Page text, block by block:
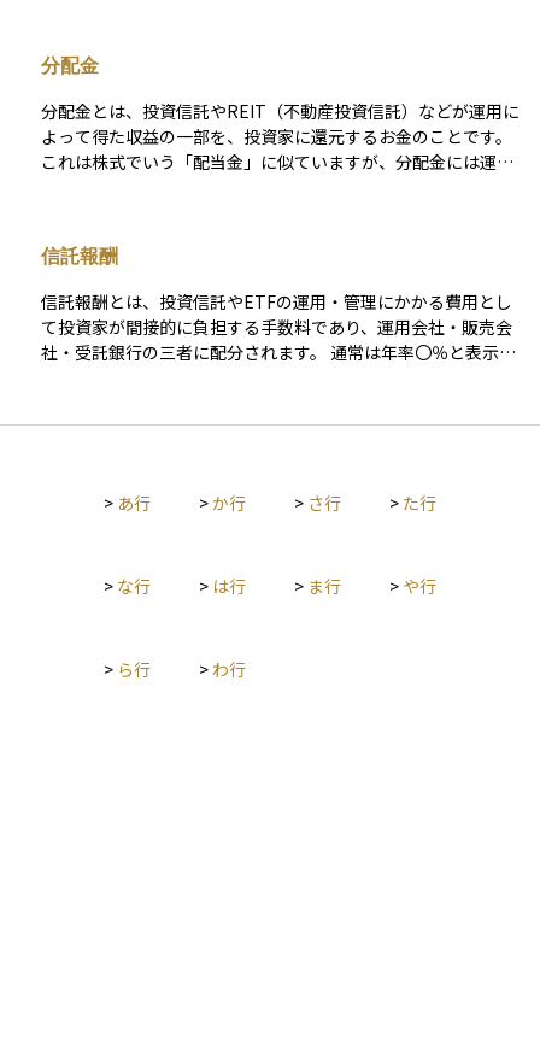
となる価格です。ETFの場合はこれに加え、リアルタイムの理
場状況を把握できます。
産がどのように運用され、どのような成果が出ているのかを確
認する手助けになります。初心者にとっても、自分の資産がど
こに投資され、どのような結果を生んでいるのかを理解するう
えで、非常に役立つ資料です。
分配金
分配金とは、投資信託やREIT（不動産投資信託）などが運用に
よって得た収益の一部を、投資家に還元するお金のことです。
これは株式でいう「配当金」に似ていますが、分配金には運用
頻度は投資信託の商品ごとに異なり、毎月、半年ごと、年に一
度などさまざまです。投資初心者にとっては、「お金が戻って
くる」という安心感がありますが、長期的な資産形成を考える
うえでは、分配金の出し方やその内容をしっかり理解すること
が大切です。
信託報酬
信託報酬とは、投資信託やETFの運用・管理にかかる費用とし
て投資家が間接的に負担する手数料であり、運用会社・販売会
社・受託銀行の三者に配分されます。 通常は年率〇％と表示さ
で支払う場面はありません。 したがって運用成績がマイナスで
け負担する販売手数料や、法定監査報酬などと異なり、信託報
後を受け取る設計が一般的で、アクティブ型ファンドでは1％
atio）や実質コストを比較し、長期保有ほど差が拡大する点に
留意して商品選択を行うことが重要です。
> あ行 >か行 > さ行 > た行
> な行 > は行 > ま行 > や行
> ら行 > わ行